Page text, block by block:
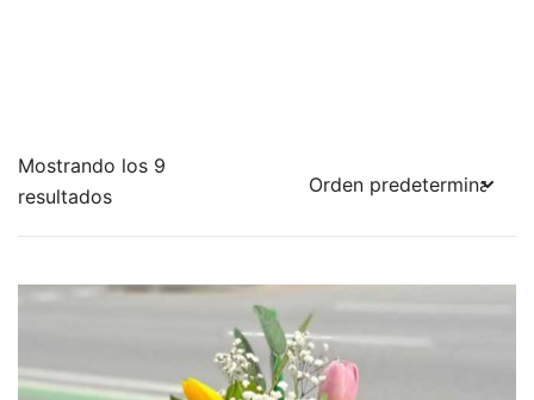
Mostrando los 9
resultados